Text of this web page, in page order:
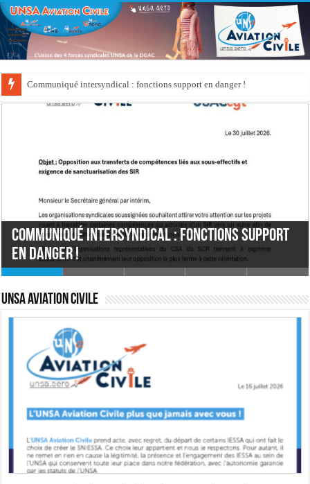
Communiqué intersyndical : fonctions support en danger !
Communiqué intersyndical : fonctions support
en danger !
FEUX DE FORÊT EN GIRONDE ET DANS LES LANDES
L’UNSA Aviation Civile plus que jamais avec vous
!
Campagne FIDELO 2026-2
Résultats de la campagne de mobilité de
printemps 2026
UNSA Aviation Civile